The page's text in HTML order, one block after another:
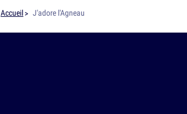
Accueil J'adore l'Agneau